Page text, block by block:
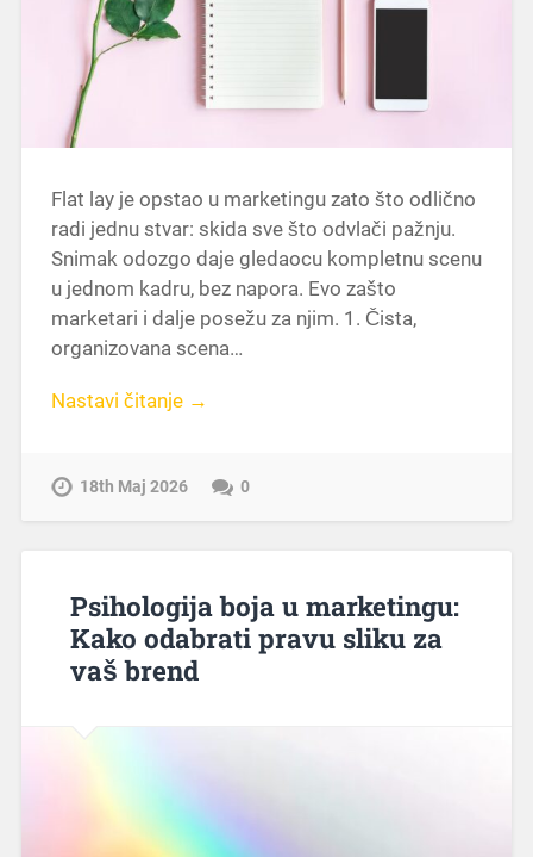
Flat lay je opstao u marketingu zato što odlično
radi jednu stvar: skida sve što odvlači pažnju.
Snimak odozgo daje gledaocu kompletnu scenu
u jednom kadru, bez napora. Evo zašto
marketari i dalje posežu za njim. 1. Čista,
organizovana scena…
Nastavi čitanje →
18th Maj 2026 0
Psihologija boja u marketingu:
Kako odabrati pravu sliku za
vaš brend